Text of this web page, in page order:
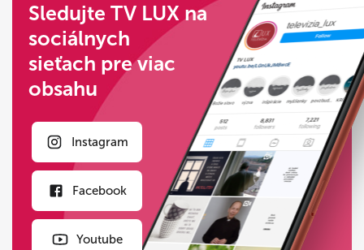
Sledujte TV LUX na
sociálnych
sieťach pre viac
obsahu
Instagram
Facebook
Youtube